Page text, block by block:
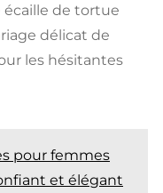
écaille de tortue
délicat de
les hésitantes
pour femmes
et élégant